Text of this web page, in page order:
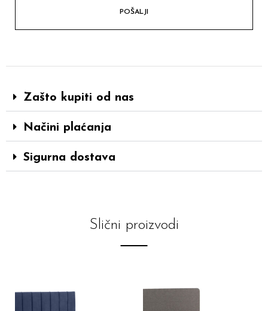
Zašto kupiti od nas
Načini plaćanja
Sigurna dostava
Slični proizvodi